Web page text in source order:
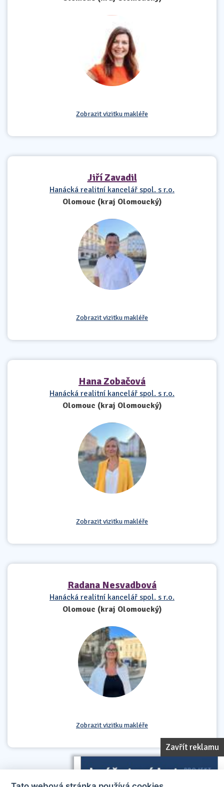
Zavřít reklamu
Zobrazit vizitku makléře
Jiří Zavadil
Hanácká realitní kancelář spol. s r.o.
Olomouc (kraj Olomoucký)
Zobrazit vizitku makléře
Hana Zobačová
Hanácká realitní kancelář spol. s r.o.
Olomouc (kraj Olomoucký)
Zobrazit vizitku makléře
Radana Nesvadbová
Hanácká realitní kancelář spol. s r.o.
Olomouc (kraj Olomoucký)
Zobrazit vizitku makléře